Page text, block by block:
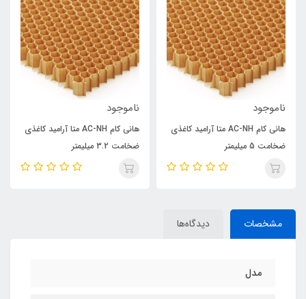
ناموجود
هانی کام AC-NH متا آرامید کاغذی
ضخامت 5 میلیمتر
ناموجود
هانی کام AC-NH متا آرامید کاغذی
ضخامت 3.2 میلیمتر
مشخصات دیدگاه‌ها
مدل